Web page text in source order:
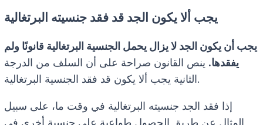
يجب ألا يكون الجد قد فقد جنسيته البرتغالية
يجب أن يكون الجد لا يزال يحمل الجنسية البرتغالية قانونًا ولم
يفقدها. ينص القانون صراحة على أن السلف من الدرجة
الثانية يجب ألا يكون قد فقد الجنسية البرتغالية.
إذا فقد الجد جنسيته البرتغالية في وقت ما، على سبيل
المثال عن طريق الحصول طواعية على جنسية أخرى في